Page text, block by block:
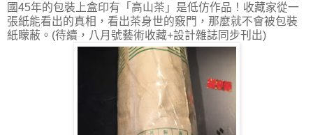
國45年的包裝上盒印有「高山茶」是低仿作品！收藏家從一
張紙能看出的真相，看出茶身世的竅門，那麼就不會被包裝
紙矇蔽。 (待續，八月號藝術收藏+設計雜誌同步刊出)